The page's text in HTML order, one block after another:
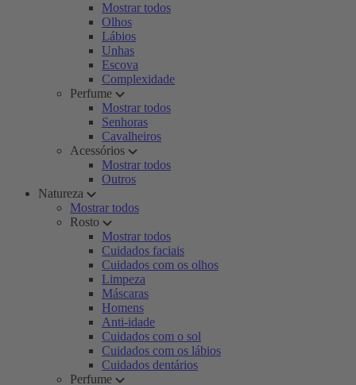
Mostrar todos
Olhos
Lábios
Unhas
Escova
Complexidade
Perfume
Mostrar todos
Senhoras
Cavalheiros
Acessórios
Mostrar todos
Outros
Natureza
Mostrar todos
Rosto
Mostrar todos
Cuidados faciais
Cuidados com os olhos
Limpeza
Máscaras
Homens
Anti-idade
Cuidados com o sol
Cuidados com os lábios
Cuidados dentários
Perfume